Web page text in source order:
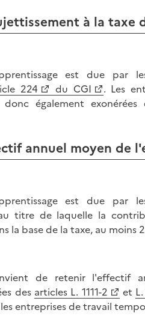
à la taxe
est due par
224 du CGI
. Les
également exonérées
annuel moyen de
est due par
titre de laquelle la
base de la taxe, au moins
de retenir l'effectif
des articles L. 1111-2 et
entreprises de travail